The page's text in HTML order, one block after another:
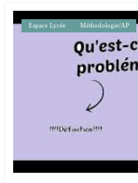
Espace Lycée Méthodologie/AP